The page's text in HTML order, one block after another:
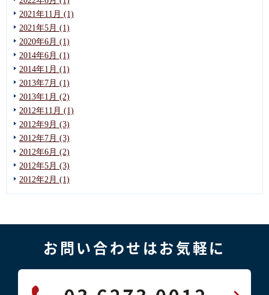
2021年11月 (1)
2021年5月 (1)
2020年6月 (1)
2014年6月 (1)
2014年1月 (1)
2013年7月 (1)
2013年1月 (2)
2012年11月 (1)
2012年9月 (3)
2012年7月 (3)
2012年6月 (2)
2012年5月 (3)
2012年2月 (1)
お問い合わせはお気軽に